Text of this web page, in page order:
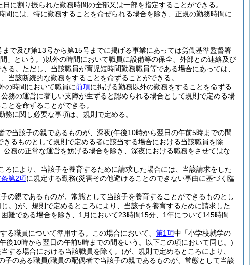
に割り振られた勤務時間の全部又は一部を指定することができる。
には、特に勤務することを命ぜられる場合を除き、正規の勤務時間に
で及び第13号から第15号までに掲げる事業にあっては労働基準監督署
」という。)以外の時間において職員に設備等の保全、外部との連絡及び
る。 ただし、当該職員が育児短時間勤務職員等である場合にあっては、
当該断続的な勤務をすることを命ずることができる。
の時間において職員に前項に掲げる勤務以外の勤務をすることを命ずる
務の運営に著しい支障が生ずると認められる場合として規則で定める場
とを命ずることができる。
に関し必要な事項は、規則で定める。
で当該子の親であるものが、深夜(午後10時から翌日の午前5時までの間
るものとして規則で定める者に該当する場合における当該職員を除
務の正常な運営を妨げる場合を除き、深夜における職務をさせてはな
により、当該子を養育するために請求した場合には、当該請求をした
第2項に規定する勤務(災害その他避けることのできない事由に基づく臨
の親であるものが、常態として当該子を養育することができるものとし
。)が、規則で定めるところにより、当該子を養育するために請求した
難である場合を除き、1月において23時間15分、1年について145時間
る職員について準用する。 この場合において、 第1項中「小学校就学の
後10時から翌日の午前5時までの間をいう。以下この項において同じ。)
する場合における当該職員を除く。)が、規則で定めるところにより、
子のある職員(職員の配偶者で当該子の親であるものが、常態として当該